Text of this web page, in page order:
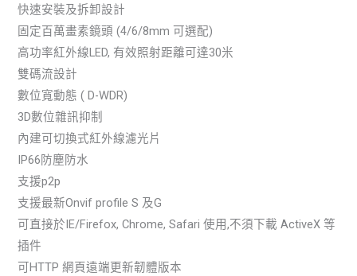
快速安裝及拆卸設計
固定百萬畫素鏡頭 (4/6/8mm 可選配)
高功率紅外線LED, 有效照射距離可達30米
雙碼流設計
數位寬動態 ( D-WDR)
3D數位雜訊抑制
內建可切換式紅外線濾光片
IP66防塵防水
支援p2p
支援最新Onvif profile S 及G
可直接於IE/Firefox, Chrome, Safari 使用,不須下載 ActiveX 等
插件
可HTTP 網頁遠端更新韌體版本